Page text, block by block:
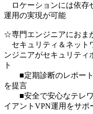
ロケーションには依存
運用の実現が可能
☆専門エンジニアにおま
セキュリティ＆ネット
ンジニアがセキュリティ
ト
■定期診断のレポート
を提言
■安全で安心なテレワ
イアントVPN運用をサポ